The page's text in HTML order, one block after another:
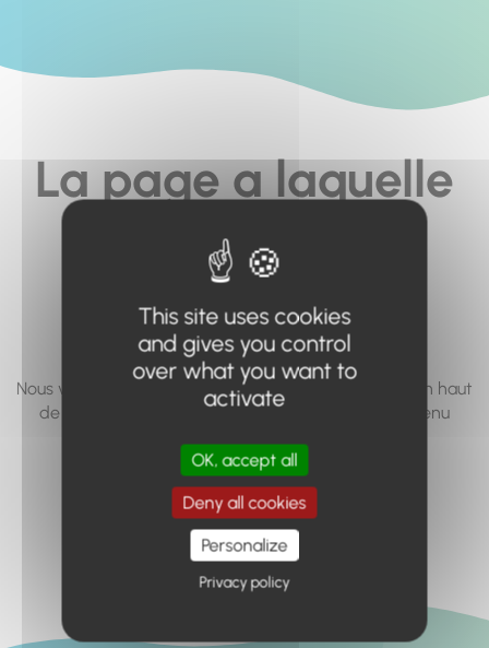
La page a laquelle
vous cherchez à
accéder n'existe
pas... ou plus.
Nous vous invitons à utiliser le moteur de recherche en haut
de page, ou à utiliser le menu pour trouver le contenu
Retour à l'accueil
This site uses cookies
and gives you control
over what you want to
activate
OK, accept all
Deny all cookies
Personalize
Privacy policy